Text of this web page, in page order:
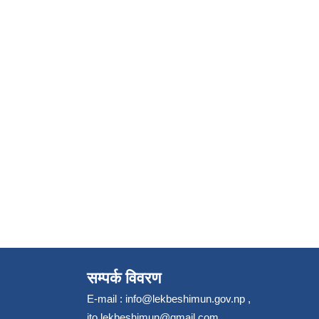
सम्पर्क विवरण
E-mail : info@lekbeshimun.gov.np ,